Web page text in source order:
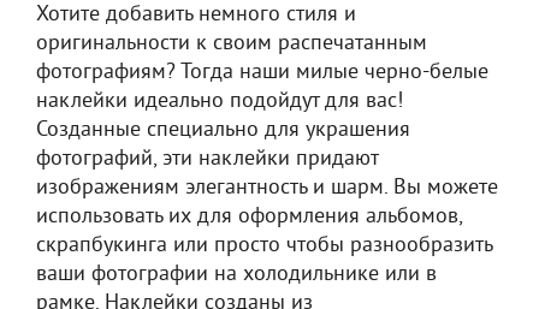
Хотите добавить немного стиля и
оригинальности к своим распечатанным
фотографиям? Тогда наши милые черно-белые
наклейки идеально подойдут для вас!
Созданные специально для украшения
фотографий, эти наклейки придают
изображениям элегантность и шарм. Вы можете
использовать их для оформления альбомов,
скрапбукинга или просто чтобы разнообразить
ваши фотографии на холодильнике или в